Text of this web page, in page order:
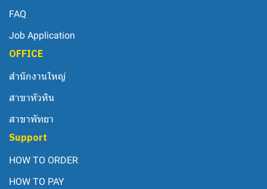
FAQ
Job Application
OFFICE
สำนักงานใหญ่
สาขาหัวหิน
สาขาพัทยา
Support
HOW TO ORDER
HOW TO PAY